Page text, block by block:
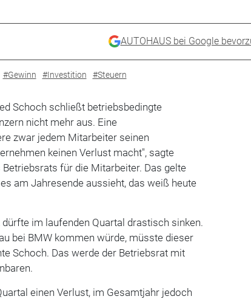
AUTOHAUS bei Google
#Gewinn #Investition #Steuern
Schoch schließt betriebsbedingte
nicht mehr aus. Eine
zwar jedem Mitarbeiter seinen
keinen Verlust macht", sagte
für die Mitarbeiter. Das gelte
am Jahresende aussieht, das weiß heute
im laufenden Quartal drastisch sinken.
bei BMW kommen würde, müsste dieser
Schoch. Das werde der Betriebsrat mit
einen Verlust, im Gesamtjahr jedoch